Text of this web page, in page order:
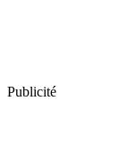
Publicité